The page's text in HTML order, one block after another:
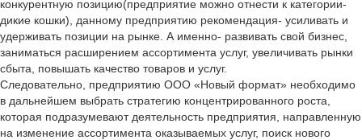
конкурентную позицию(предприятие можно отнести к категории-
дикие кошки), данному предприятию рекомендация- усиливать и
удерживать позиции на рынке. А именно- развивать свой бизнес,
заниматься расширением ассортимента услуг, увеличивать рынки
сбыта, повышать качество товаров и услуг.
Следовательно, предприятию ООО «Новый формат» необходимо
в дальнейшем выбрать стратегию концентрированного роста,
которая подразумевают деятельность предприятия, направленную
на изменение ассортимента оказываемых услуг, поиск нового